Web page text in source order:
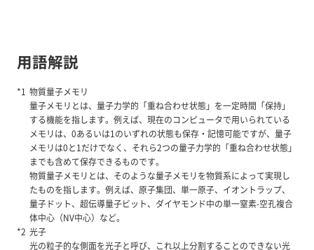
用語解説
物質量子メモリ
量子メモリとは、量子力学的「重ね合わせ状態」を一定時間「保持」
する機能を指します。例えば、現在のコンピュータで用いられている
メモリは、0あるいは1のいずれの状態も保存・記憶可能ですが、量子
メモリは0と1だけでなく、それら2つの量子力学的「重ね合わせ状態」
までも含めて保存できるものです。
物質量子メモリとは、そのような量子メモリを物質系によって実現し
たものを指します。例えば、原子集団、単一原子、イオントラップ、
量子ドット、超伝導量子ビット、ダイヤモンド中の単一窒素-空孔複合
体中心（NV中心）など。
光子
光の粒子的な側面を光子と呼び、これ以上分割することのできない光